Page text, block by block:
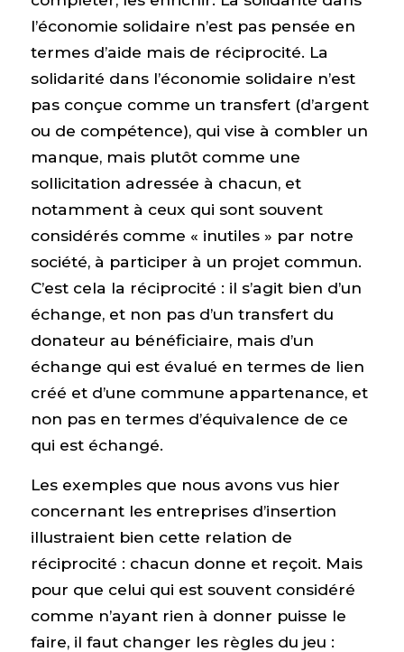
l’économie solidaire n’est pas pensée en
termes d’aide mais de réciprocité. La
solidarité dans l’économie solidaire n’est
pas conçue comme un transfert (d’argent
ou de compétence), qui vise à combler un
manque, mais plutôt comme une
sollicitation adressée à chacun, et
notamment à ceux qui sont souvent
considérés comme « inutiles » par notre
société, à participer à un projet commun.
C’est cela la réciprocité : il s’agit bien d’un
échange, et non pas d’un transfert du
donateur au bénéficiaire, mais d’un
échange qui est évalué en termes de lien
créé et d’une commune appartenance, et
non pas en termes d’équivalence de ce
qui est échangé.
Les exemples que nous avons vus hier
concernant les entreprises d’insertion
illustraient bien cette relation de
réciprocité : chacun donne et reçoit. Mais
pour que celui qui est souvent considéré
comme n’ayant rien à donner puisse le
faire, il faut changer les règles du jeu :